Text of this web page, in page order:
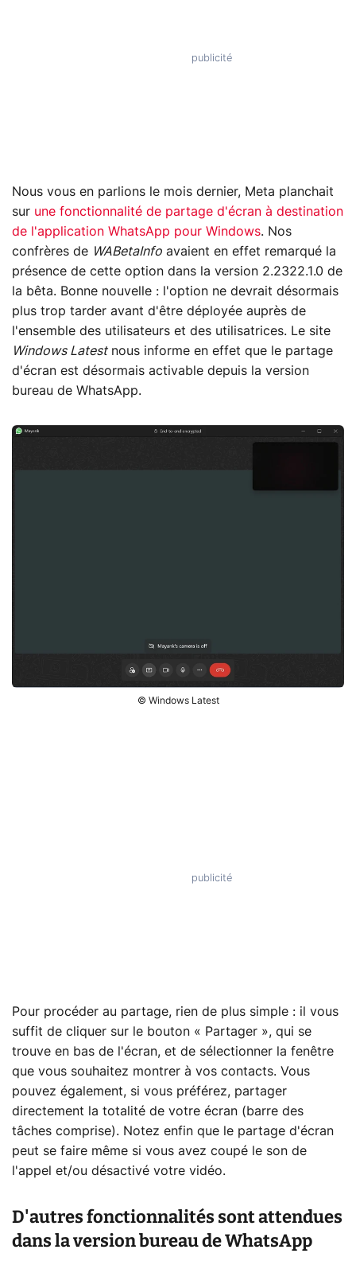
Nous vous en parlions le mois dernier, Meta planchait
sur une fonctionnalité de partage d'écran à destination
de l'application WhatsApp pour Windows. Nos
confrères de WABetaInfo avaient en effet remarqué la
présence de cette option dans la version 2.2322.1.0 de
la bêta. Bonne nouvelle : l'option ne devrait désormais
plus trop tarder avant d'être déployée auprès de
l'ensemble des utilisateurs et des utilisatrices. Le site
Windows Latestnous informe en effet que le partage
d'écran est désormais activable depuis la version
bureau de WhatsApp.
© Windows Latest
Pour procéder au partage, rien de plus simple : il vous
suffit de cliquer sur le bouton « Partager », qui se
trouve en bas de l'écran, et de sélectionner la fenêtre
que vous souhaitez montrer à vos contacts. Vous
pouvez également, si vous préférez, partager
directement la totalité de votre écran (barre des
tâches comprise). Notez enfin que le partage d'écran
peut se faire même si vous avez coupé le son de
l'appel et/ou désactivé votre vidéo.
D'autres fonctionnalités sont attendues
dans la version bureau de WhatsApp